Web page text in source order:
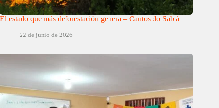
El estado que más deforestación genera – Cantos do Sabiá
22 de junio de 2026